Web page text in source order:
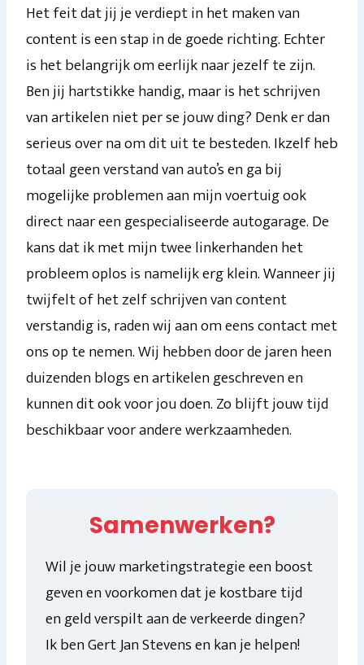
Het feit dat jij je verdiept in het maken van
content is een stap in de goede richting. Echter
is het belangrijk om eerlijk naar jezelf te zijn.
Ben jij hartstikke handig, maar is het schrijven
van artikelen niet per se jouw ding? Denk er dan
serieus over na om dit uit te besteden. Ikzelf heb
totaal geen verstand van auto’s en ga bij
mogelijke problemen aan mijn voertuig ook
direct naar een gespecialiseerde autogarage. De
kans dat ik met mijn twee linkerhanden het
probleem oplos is namelijk erg klein. Wanneer jij
twijfelt of het zelf schrijven van content
verstandig is, raden wij aan om eens contact met
ons op te nemen. Wij hebben door de jaren heen
duizenden blogs en artikelen geschreven en
kunnen dit ook voor jou doen. Zo blijft jouw tijd
beschikbaar voor andere werkzaamheden.
Samenwerken?
Wil je jouw marketingstrategie een boost
geven en voorkomen dat je kostbare tijd
en geld verspilt aan de verkeerde dingen?
Ik ben Gert Jan Stevens en kan je helpen!